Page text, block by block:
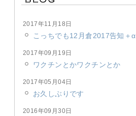
2017年11月18日
こっちでも12月倉2017告知＋α
2017年09月19日
ワクチンとかワクチンとか
2017年05月04日
お久しぶりです
2016年09月30日